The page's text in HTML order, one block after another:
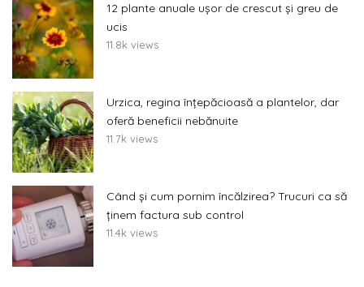
12 plante anuale ușor de crescut și greu de
ucis
11.8k views
Urzica, regina înțepăcioasă a plantelor, dar
oferă beneficii nebănuite
11.7k views
Când și cum pornim încălzirea? Trucuri ca să
ținem factura sub control
11.4k views